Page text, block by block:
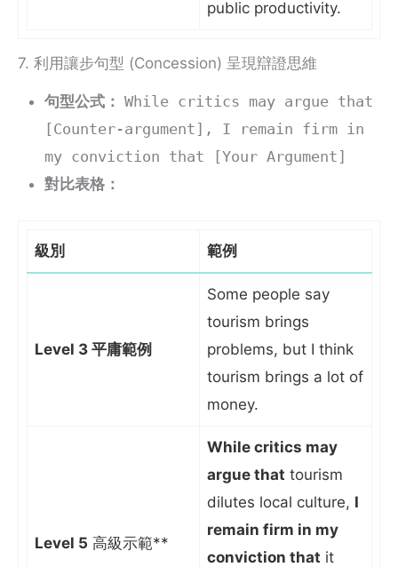
public productivity.
7. 利用讓步句型 (Concession) 呈現辯證思維
句型公式： While critics may argue that
[Counter-argument], I remain firm in
my conviction that [Your Argument]
對比表格：
級別 範例
Level 3 平庸範例
Some people say
tourism brings
problems, but I think
tourism brings a lot of
money.
Level 5 高級示範**
While critics may
argue that tourism
dilutes local culture, I
remain firm in my
conviction that it